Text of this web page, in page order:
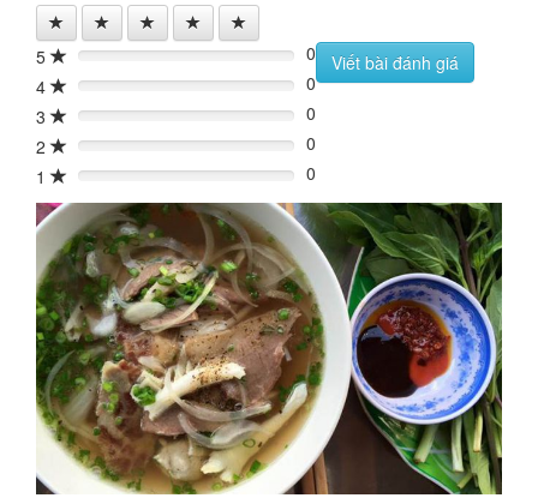
5 0%
0
4
0%
0
3
0%
0
2
0%
0
1
0% 0
Viết bài đánh giá